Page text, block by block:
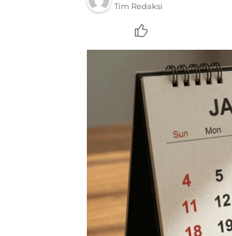
Tim Redaksi